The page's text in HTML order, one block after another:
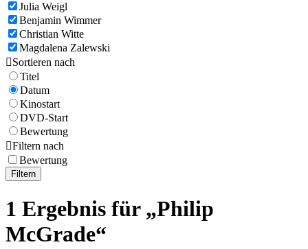
Julia Weigl
Benjamin Wimmer
Christian Witte
Magdalena Zalewski
Sortieren nach
Titel
Datum
Kinostart
DVD-Start
Bewertung
Filtern nach
Bewertung
Filtern
1 Ergebnis für „Philip
McGrade“